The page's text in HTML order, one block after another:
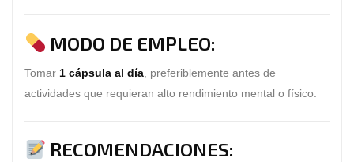
MODO DE EMPLEO:
Tomar 1 cápsula al día , preferiblemente antes de
actividades que requieran alto rendimiento mental o físico.
RECOMENDACIONES: